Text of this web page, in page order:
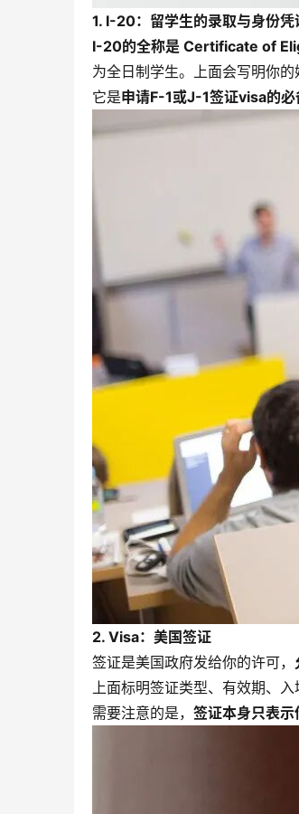
1. I-20：留学生的录取与身份凭
I-20的全称是 Certificate of
为全日制学生。上面会写明你
它是申请F-1或J-1签证visa的必
2. Visa：美国签证
签证是美国政府发给你的许可，
上面标明签证类型、有效期、入
需要注意的是， 签证本身只表示